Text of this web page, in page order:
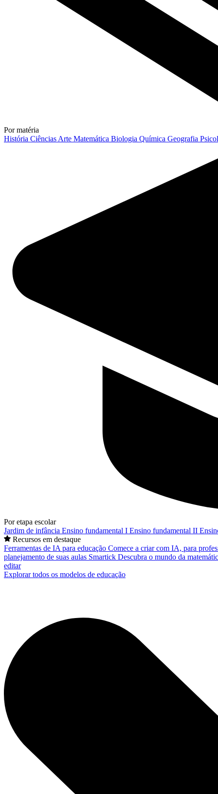
Por matéria
História Ciências Arte Matemática Biologia Química Geografia
Por etapa escolar
Jardim de infância Ensino fundamental I Ensino fundamental II
Recursos em destaque
Ferramentas de IA para educação Comece a criar com IA, para
planejamento de suas aulas Smartick Descubra o mundo da
editar
Explorar todos os modelos de educação